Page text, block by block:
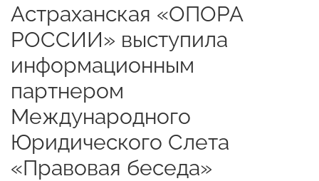
Астраханская «ОПОРА
РОССИИ» выступила
информационным
партнером
Международного
Юридического Слета
«Правовая беседа»